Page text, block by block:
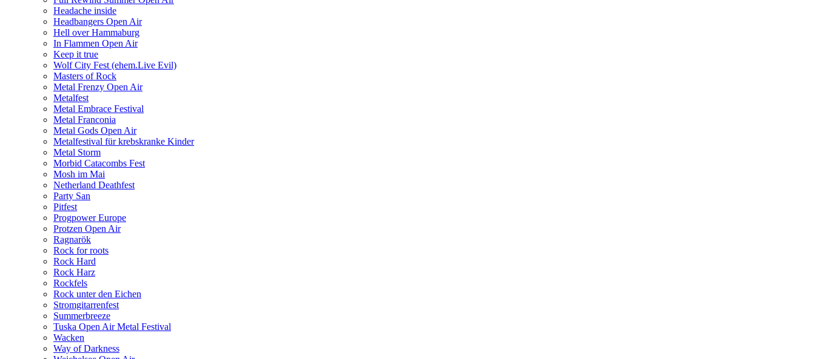
Headache inside
Headbangers Open Air
Hell over Hammaburg
In Flammen Open Air
Keep it true
Wolf City Fest (ehem.Live Evil)
Masters of Rock
Metal Frenzy Open Air
Metalfest
Metal Embrace Festival
Metal Franconia
Metal Gods Open Air
Metalfestival für krebskranke Kinder
Metal Storm
Morbid Catacombs Fest
Mosh im Mai
Netherland Deathfest
Party San
Pitfest
Progpower Europe
Protzen Open Air
Ragnarök
Rock for roots
Rock Hard
Rock Harz
Rockfels
Rock unter den Eichen
Stromgitarrenfest
Summerbreeze
Tuska Open Air Metal Festival
Wacken
Way of Darkness